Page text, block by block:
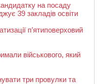
на посаду
39 закладів освіти
п’ятиповерховий
військового, який
три провулки та